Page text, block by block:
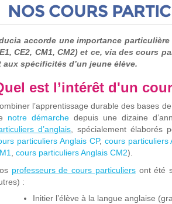
NOS COURS
accorde une importance
CE2, CM1, CM2) et ce, via des cours
aux spécificités d’un jeune élève.
est l’intérêt d'un
l’apprentissage durable des bases
notre démarchedepuis une dizaine
d’anglais , spécialement élaborés
particuliers Anglais CP, cours particuliers
,cours particuliers Anglais CM2).
professeurs de cours particuliersont été
:
Initier l’élève à la langue anglaise